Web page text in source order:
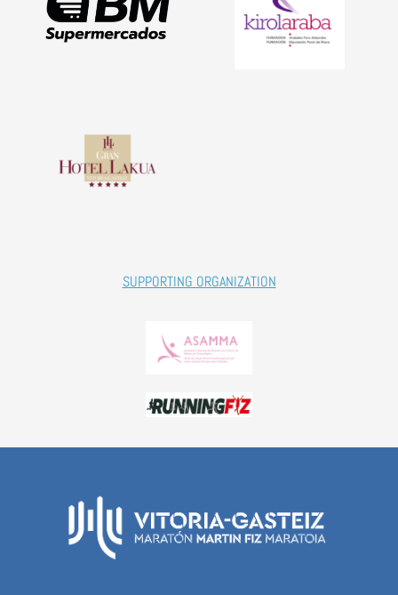
SUPPORTING ORGANIZATION